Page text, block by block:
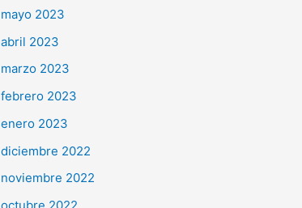
mayo 2023
abril 2023
marzo 2023
febrero 2023
enero 2023
diciembre 2022
noviembre 2022